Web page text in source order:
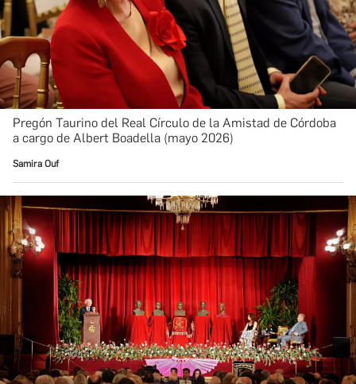
Pregón Taurino del Real Círculo de la Amistad de Córdoba
a cargo de Albert Boadella (mayo 2026)
Samira Ouf